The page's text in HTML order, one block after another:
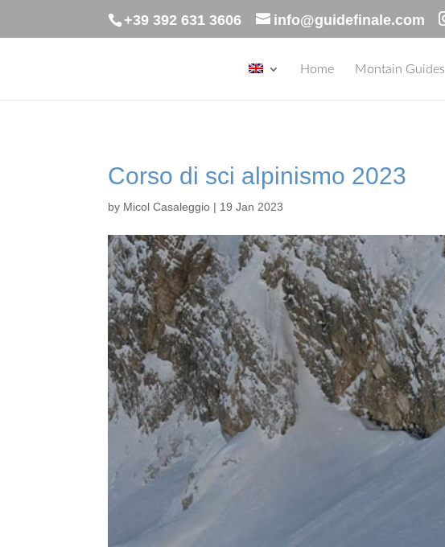
+39 392 631 3606 info@guidefinale.com
Home Montain Guides
Corso di sci alpinismo 2023
by Micol Casaleggio | 19 Jan 2023